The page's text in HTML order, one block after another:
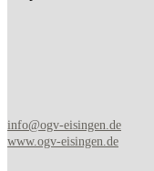
info@ogv-eisingen.de
www.ogv-eisingen.de